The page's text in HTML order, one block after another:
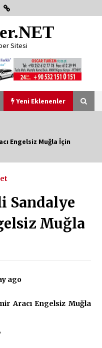
Sitesi
Yeni Eklenenler
BULUŞMASI” ETKİNLİĞİ
Taşınıyor: Çocuklardan
HAZİRAN AYI MECLİS
Engelsiz Muğla İçin
Sandalye
Muğla
ago
Aracı Engelsiz Muğla